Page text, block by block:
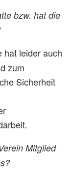
bzw. hat die
hat leider auch
zum
Sicherheit
Mitglied